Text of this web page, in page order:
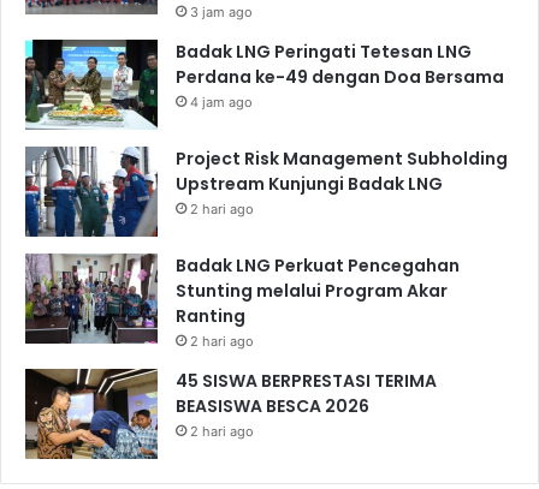
3 jam ago
Badak LNG Peringati Tetesan LNG
Perdana ke-49 dengan Doa Bersama
4 jam ago
Project Risk Management Subholding
Upstream Kunjungi Badak LNG
2 hari ago
Badak LNG Perkuat Pencegahan
Stunting melalui Program Akar
Ranting
2 hari ago
45 SISWA BERPRESTASI TERIMA
BEASISWA BESCA 2026
2 hari ago